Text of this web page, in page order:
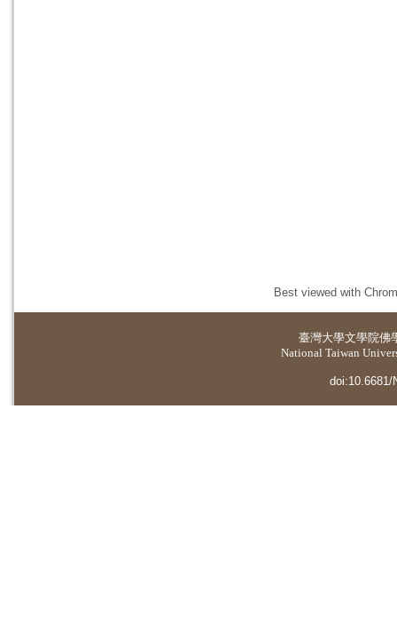
Best viewed with
臺灣大學文學院佛
National Taiwan
doi:10.6681/